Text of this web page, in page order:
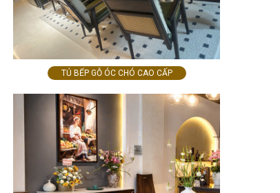
TỦ BẾP GỖ ÓC CHÓ CAO CẤP